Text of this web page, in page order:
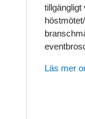
tillgängligt
Läs mer